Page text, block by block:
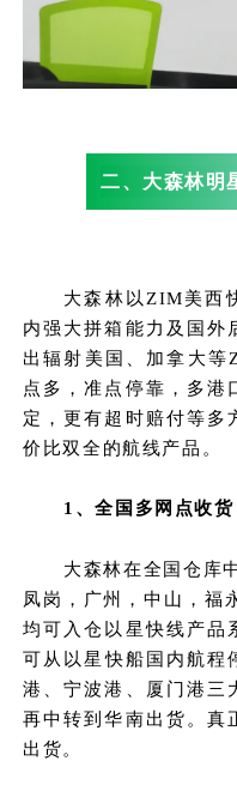
二、大森林明
大森林以ZIM美西
内强大拼箱能力及国外
出辐射美国、加拿大等
点多，准点停靠，多港
定，更有超时赔付等多
价比双全的航线产品。
1、全国多网点收
大森林在全国仓库
凤岗，广州，中山，福
均可入仓以星快线产品
可从以星快船国内航
港、宁波港、厦门港三
再中转到华南出货。真
出货。